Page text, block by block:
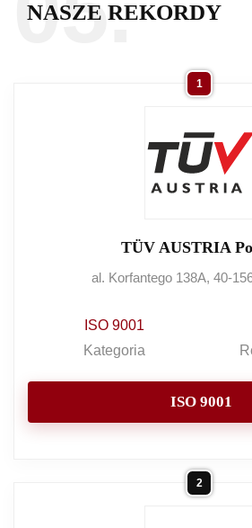
NASZE REKORDY
1
TÜV AUSTRIA
al. Korfantego 138A, 40-
ISO 9001
Kategoria
ISO 9001
2